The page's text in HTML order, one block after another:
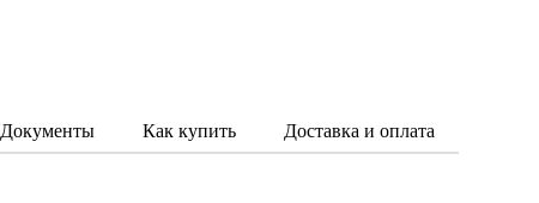
Документы Как купить Доставка и оплата